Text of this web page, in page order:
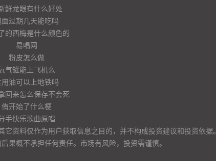
鲜龙眼有什么好处
面过期几天能吃吗
的西梅是什么颜色的
易唱网
粉皮怎么做
气罐能上飞机么
用油可以上地铁吗
回来怎么保存不会死
侑开始了什么梗
手快乐歌曲原唱
资料仅作为用户获取信息之目的，并不构成投资建议和投资依据。
果概不承担任何责任。市场有风险，投资需谨慎。